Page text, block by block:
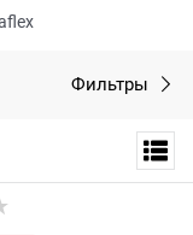
Фильтры